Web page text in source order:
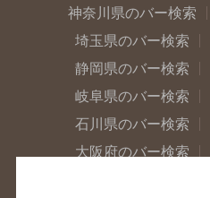
神奈川県のバー検索
埼玉県のバー検索
静岡県のバー検索
岐阜県のバー検索
石川県のバー検索
大阪府のバー検索